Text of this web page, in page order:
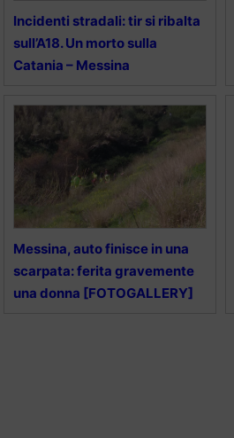
Incidenti stradali: tir si ribalta
sull’A18. Un morto sulla
Catania – Messina
Messina, auto finisce in una
scarpata: ferita gravemente
una donna [FOTOGALLERY]